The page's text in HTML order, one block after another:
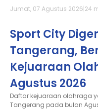
Jumat, 07 Agustus 2026 24
Sport City
Tangerang,
Kejuaraan
Agustus 2026
Daftar kejuaraan olahraga
Tangerang pada bulan